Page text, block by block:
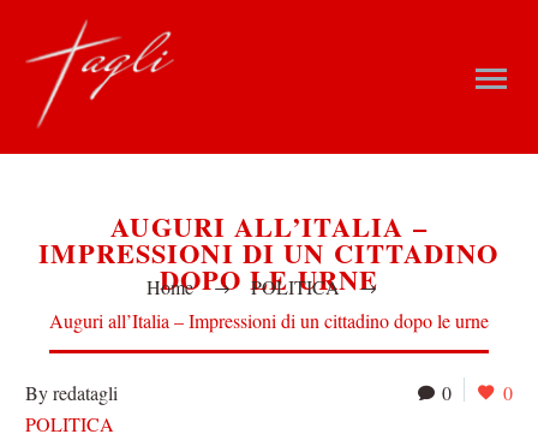
AUGURI ALL’ITALIA –
IMPRESSIONI DI UN CITTADINO
DOPO LE URNE
Home
POLITICA
Auguri all’Italia – Impressioni di un cittadino dopo le urne
0 0
By redatagli
POLITICA